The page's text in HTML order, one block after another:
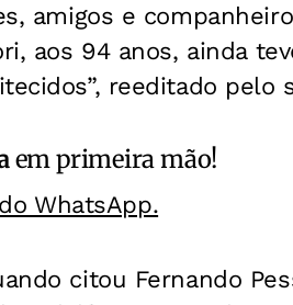
amigos e
aos 94 anos, ainda
reeditado pelo
em primeira mão!
WhatsApp.
citou Fernando